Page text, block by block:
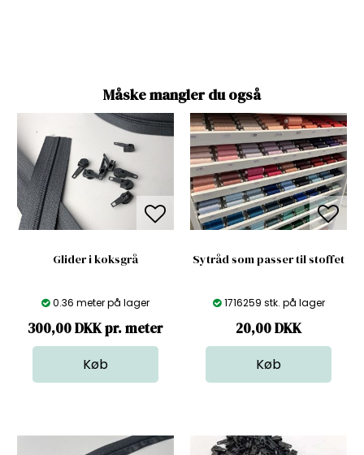
Måske mangler du også
Glider i koksgrå
0.36 meter på lager
300,00 DKK pr. meter
Sytråd som passer til stoffet
1716259 stk. på lager
20,00DKK